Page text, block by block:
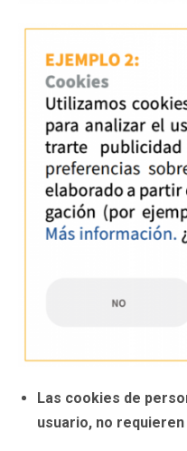
Las cookies de
usuario, no